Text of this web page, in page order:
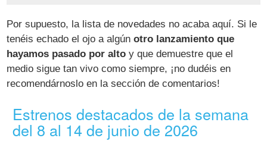
Por supuesto, la lista de novedades no acaba aquí. Si le
tenéis echado el ojo a algún otro lanzamiento que
hayamos pasado por alto y que demuestre que el
medio sigue tan vivo como siempre, ¡no dudéis en
recomendárnoslo en la sección de comentarios!
Estrenos destacados de la semana
del 8 al 14 de junio de 2026